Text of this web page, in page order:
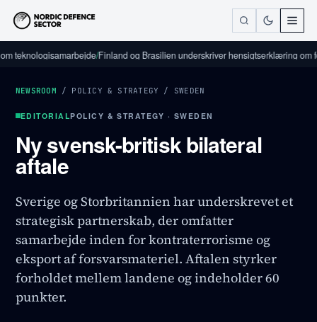
/Finland og Brasilien underskriver hensigtserklæring om
NEWSROOM / POLICY & STRATEGY / SWEDEN
EDITORIALPOLICY & STRATEGY · SWEDEN
Ny svensk-britisk bilateral
aftale
Sverige og Storbritannien har underskrevet et
strategisk partnerskab, der omfatter
samarbejde inden for kontraterrorisme og
eksport af forsvarsmateriel. Aftalen styrker
forholdet mellem landene og indeholder 60
punkter.